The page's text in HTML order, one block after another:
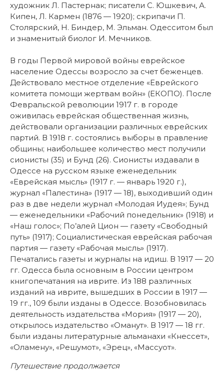
художник Л. Пастернак; писатели С. Юшкевич, А.
Кипен, Л. Кармен (1876 — 1920); скрипачи П.
Столярский, Н. Биндер, М. Эльман. Одесситом был
и знаменитый биолог И. Мечников.
В годы Первой мировой войны еврейское
население Одессы возросло за счет беженцев.
Действовало местное отделение «Еврейского
комитета помощи жертвам войн» (ЕКОПО). После
Февральской революции 1917 г. в городе
оживилась еврейская общественная жизнь,
действовали организации различных еврейских
партий. В 1918 г. состоялись выборы в правление
общины; наибольшее количество мест получили
сионисты (35) и Бунд (26). Сионисты издавали в
Одессе на русском языке еженедельник
«Еврейская мысль» (1917 г. — январь 1920 г.),
журнал «Палестина» (1917 — 18), выходивший один
раз в две недели журнал «Молодая Иудея»; Бунд
— еженедельники «Рабочий понедельник» (1918) и
«Наш голос»; По’алей Цион — газету «Свободный
путь» (1917); Социалистическая еврейская рабочая
партия — газету «Рабочая мысль» (1917).
Печатались газеты и журналы на идиш. В 1917 — 20
гг. Одесса была основным в России центром
книгопечатания на иврите. Из 188 различных
изданий на иврите, вышедших в России в 1917 —
19 гг., 109 были изданы в Одессе. Возобновилась
деятельность издательства «Мория» (1917 — 20),
открылось издательство «Оманут». В 1917 — 18 гг.
были изданы литературные альманахи «Кнессет»,
«Оламену», «Решумот», «Эрец», «Массуот».
Путешествие продолжается